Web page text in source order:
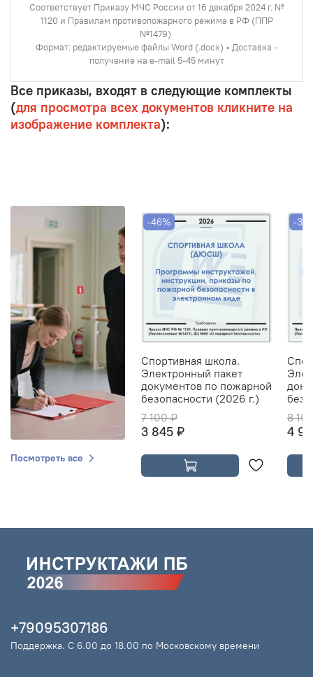
Соответствует Приказу МЧС России от 16 декабря 2024 г. №
1120 и Правилам противопожарного режима в РФ (ППР
№1479)
Формат: редактируемые файлы Word (.docx) • Доставка -
получение на e-mail 5-45 минут
Все приказы, входят в следующие комплекты
(для просмотра всех документов кликните на
изображение комплекта):
Посмотреть все
-46%
Спортивная школа.
Электронный пакет
документов по пожарной
безопасности (2026 г.)
7 100 ₽
3 845 ₽
-
8
4
+79095307186
Поддержка. С 6.00 до 18.00 по Московскому времени